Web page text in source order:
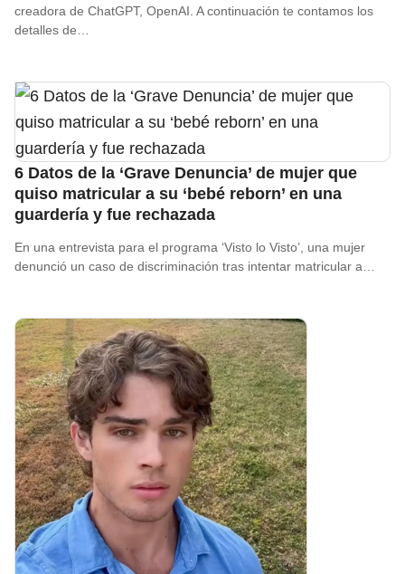
creadora de ChatGPT, OpenAI. A continuación te contamos los
detalles de…
6 Datos de la ‘Grave Denuncia’ de mujer que
quiso matricular a su ‘bebé reborn’ en una
guardería y fue rechazada
En una entrevista para el programa ‘Visto lo Visto’, una mujer
denunció un caso de discriminación tras intentar matricular a…